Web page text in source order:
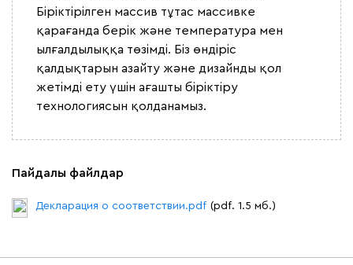
Біріктірілген массив тұтас массивке
қарағанда берік және температура мен
ылғалдылыққа төзімді. Біз өндіріс
қалдықтарын азайту және дизайнды қол
жетімді ету үшін ағашты біріктіру
технологиясын қолданамыз.
Пайдалы файлдар
Декларация о соответствии.pdf (pdf. 1.5 мб.)